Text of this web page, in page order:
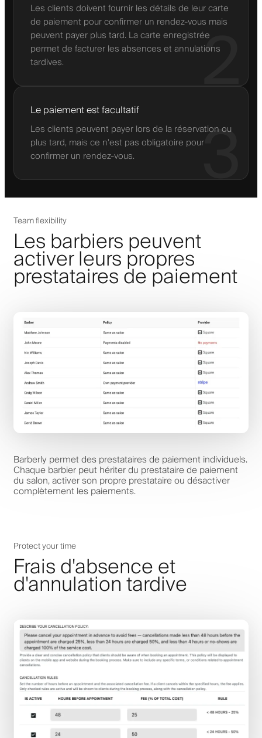
2
Les clients doivent fournir les détails de leur carte
de paiement pour confirmer un rendez-vous mais
peuvent payer plus tard. La carte enregistrée
permet de facturer les absences et annulations
tardives.
3
Le paiement est facultatif
Les clients peuvent payer lors de la réservation ou
plus tard, mais ce n'est pas obligatoire pour
confirmer un rendez-vous.
Team flexibility
Les barbiers peuvent
activer leurs propres
prestataires de paiement
Barberly permet des prestataires de paiement individuels.
Chaque barbier peut hériter du prestataire de paiement
du salon, activer son propre prestataire ou désactiver
complètement les paiements.
Protect your time
Frais d'absence et
d'annulation tardive